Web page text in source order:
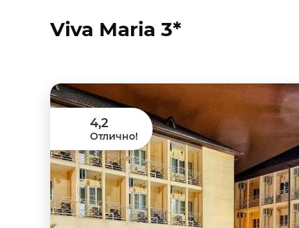
Viva Maria 3*
4,2
Отлично!